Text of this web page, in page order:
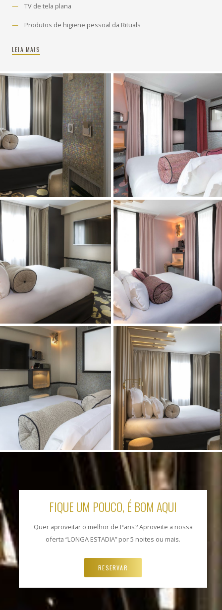
TV de tela plana
Produtos de higiene pessoal da Rituals
LEIA MAIS
FIQUE UM POUCO, É BOM AQUI
Quer aproveitar o melhor de Paris? Aproveite a nossa
oferta “LONGA ESTADIA” por 5 noites ou mais.
RESERVAR